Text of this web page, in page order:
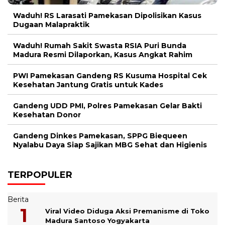
Waduh! RS Larasati Pamekasan Dipolisikan Kasus
Dugaan Malapraktik
Waduh! Rumah Sakit Swasta RSIA Puri Bunda
Madura Resmi Dilaporkan, Kasus Angkat Rahim
PWI Pamekasan Gandeng RS Kusuma Hospital Cek
Kesehatan Jantung Gratis untuk Kades
Gandeng UDD PMI, Polres Pamekasan Gelar Bakti
Kesehatan Donor
Gandeng Dinkes Pamekasan, SPPG Biequeen
Nyalabu Daya Siap Sajikan MBG Sehat dan Higienis
TERPOPULER
Berita
Viral Video Diduga Aksi Premanisme di Toko
Madura Santoso Yogyakarta